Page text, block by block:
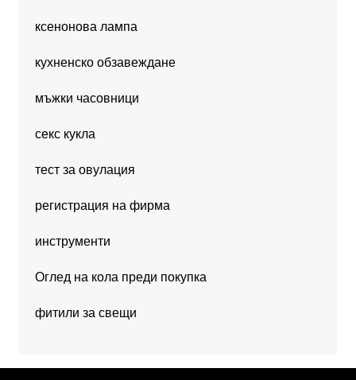
ксенонова лампа
кухненско обзавеждане
мъжки часовници
секс кукла
тест за овулация
регистрация на фирма
инструменти
Оглед на кола преди покупка
фитили за свещи